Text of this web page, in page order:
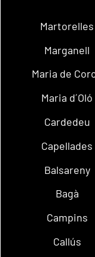
Martorelles
Marganell
Maria de
Maria d´Oló
Cardedeu
Capellades
Balsareny
Bagà
Campins
Callús